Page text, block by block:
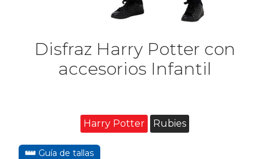
Disfraz Harry Potter con
accesorios Infantil
Harry Potter Rubies
Guía de tallas